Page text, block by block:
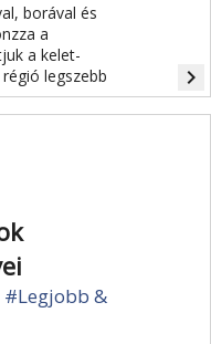
borával és
a
a kelet-
legszebb
navigate_next
#Legjobb &